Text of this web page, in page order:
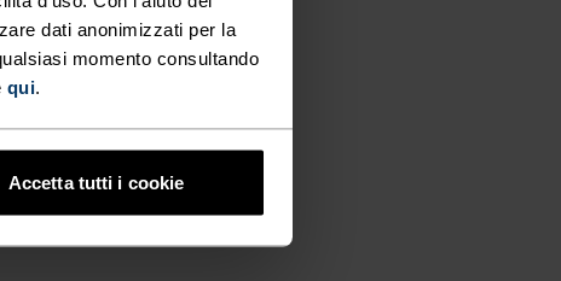
dati anonimizzati per la
momento consultando
qui.
Accetta tutti i cookie